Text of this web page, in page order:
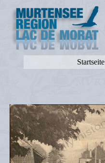
Startseite